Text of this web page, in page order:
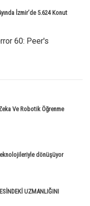
İzmir’de 5.624 Konut
60: Peer's
Ve Robotik Öğrenme
dönüşüyor
UZMANLIĞINI